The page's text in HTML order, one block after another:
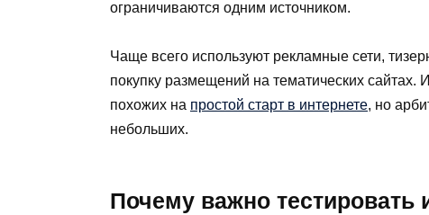
ограничиваются одним источником.
Чаще всего используют рекламные сети,
покупку размещений на тематических сайтах.
похожих на простой старт в интернете, но
небольших.
Почему важно тестировать